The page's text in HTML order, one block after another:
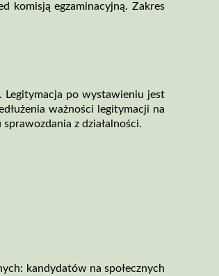
komisją egzaminacyjną. Zakres
Legitymacja po wystawieniu jest
ważności legitymacji na
z działalności.
kandydatów na społecznych